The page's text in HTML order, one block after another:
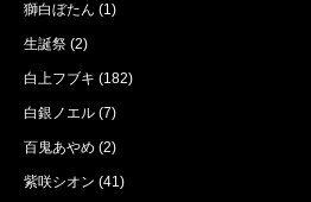
獅白ぼたん (1)
生誕祭 (2)
白上フブキ (182)
白銀ノエル (7)
百鬼あやめ (2)
紫咲シオン (41)